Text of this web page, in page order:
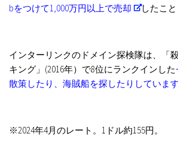
bをつけて1,000万円以上で売却
したこと
インターリンクのドメイン探検隊は、「
キング」(2016年）で8位にランクインした
散策したり、海賊船を探したりしています
※2024年4月のレート。1ドル約155円。